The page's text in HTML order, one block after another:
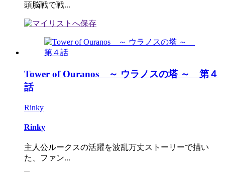
頭脳戦で戦...
Tower of Ouranos ～ ウラノスの塔 ～ 第４
話
Rinky
Rinky
主人公ルークスの活躍を波乱万丈ストーリーで描い
た、ファン...